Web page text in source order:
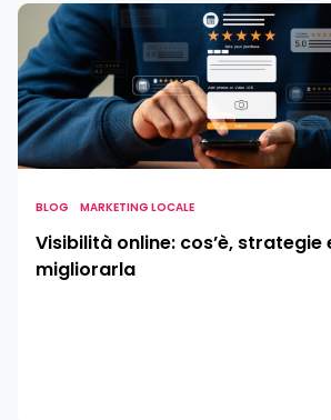
Visibilità
online:
cos’è,
strategie
e
come
migliorarla
BLOG MARKETING LOCALE
Visibilità online: cos’è, strategie
migliorarla